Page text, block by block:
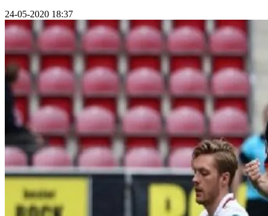
24-05-2020 18:37